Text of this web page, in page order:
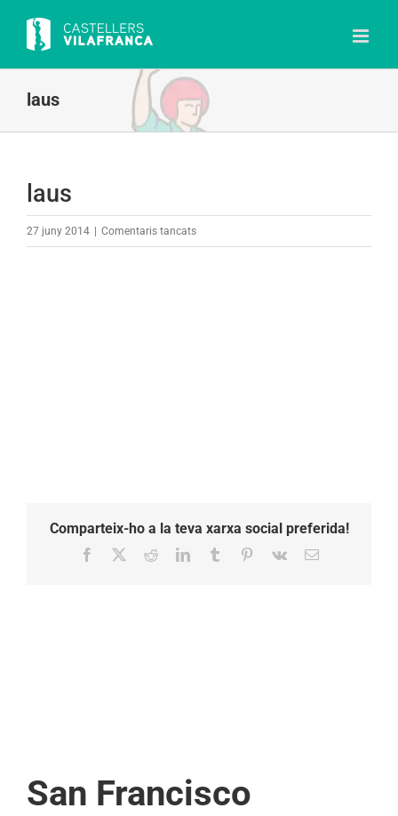
content
laus
laus
27 juny 2014 Comentaris tancatsa
Comparteix-ho a la teva xarxa social preferida!
Facebook RedditLinkedInTumblr Pinterest
Vk Email:
San Francisco